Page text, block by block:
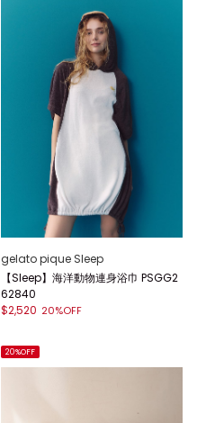
gelato pique Sleep
【Sleep】海洋動物連身浴巾 PSGG2
62840
$2,520 20%OFF
20%OFF